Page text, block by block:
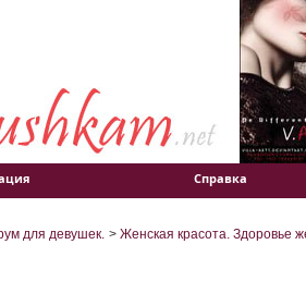
Справка
для девушек. > Женская красота. Здоровье